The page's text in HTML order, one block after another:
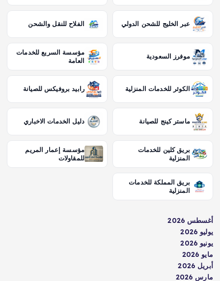
عبر الخليج للشحن الدولي الفلاح للنقل والشحن
موفرز السعودية
مؤسسة السريع للخدمات
العامة
الكوثر للخدمات المنزلية رابيد بروفيكس للصيانة
ماستر كينج للصيانة دليل الخدمات الاخباري
بريق كلين للخدمات
المنزلية
مؤسسة إعمار المريم
للمقاولات
بريق المملكة للخدمات
المنزلية
أغسطس 2026
يوليو 2026
يونيو 2026
مايو 2026
أبريل 2026
مارس 2026